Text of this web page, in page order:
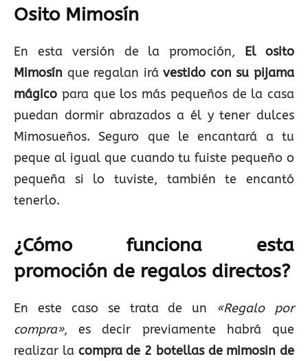
Osito Mimosín
En esta versión de la promoción, El osito
Mimosín que regalan irávestido con su pijama
mágico para que los más pequeños de la casa
puedan dormir abrazados a él y tener dulces
Mimosueños. Seguro que le encantará a tu
peque al igual que cuando tu fuiste pequeño o
pequeña si lo tuviste, también te encantó
tenerlo.
¿Cómo funciona esta
promoción de regalos directos?
En este caso se trata de un «Regalo por
compra», es decir previamente habrá que
realizar la compra de 2 botellas de mimosin de